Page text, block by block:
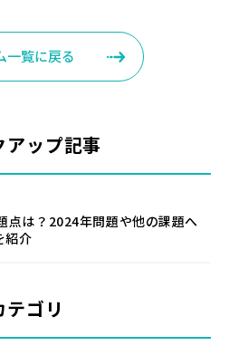
一覧に戻る
アップ記事
点は？2024年問題や他の課題へ
紹介
テゴリ